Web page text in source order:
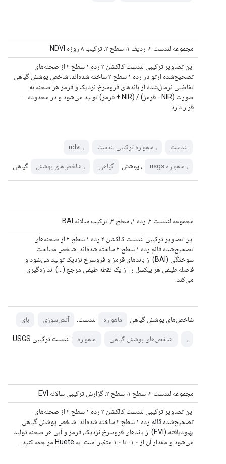
مجموعه لندست ۲، ردیف ۱، سطح ۲، ترکیب ۸ روزه NDVI
این تصاویر ترکیبی لندست کالکشن ۲ رده ۱ سطح ۲ از صحنه‌های
تصحیح‌شده ارتو در رده ۱ سطح ۲ ساخته شده‌اند. شاخص پوشش گیاهی
تفاضلی نرمال‌شده از باندهای فروسرخ نزدیک و قرمز هر صحنه به
صورت (NIR - قرمز) / (NIR + قرمز) تولید می‌شود و در محدوده ...
قرار دارد.
لندست ، ماهواره ترکیبی لندست ، ndvi
، ماهواره usgs ، پوشش گیاهی ، شاخص‌های پوشش گیاهی
مجموعه لندست ۲، رده ۱، سطح ۲، ترکیب سالانه BAI
این تصاویر ترکیبی لندست کالکشن ۲ رده ۱ سطح ۲ از صحنه‌های
تصحیح‌شده قائم رده ۱ سطح ۲ ساخته شده‌اند. شاخص مساحت
سوختگی (BAI) از باندهای قرمز و فروسرخ نزدیک تولید می‌شود و
فاصله طیفی هر پیکسل را از یک نقطه طیفی مرجع (...) اندازه‌گیری
می‌کند.
شاخص‌های پوشش گیاهی ماهواره لندست، آتش‌سوزی بای
، شاخص‌های پوشش گیاهی ماهواره لندست ترکیبی USGS
مجموعه لندست ۲، سطح ۱، سطح ۲، گزارش ترکیبی سالانه EVI
این تصاویر ترکیبی لندست کالکشن ۲ رده ۱ سطح ۲ از صحنه‌های
تصحیح‌شده قائم رده ۱ سطح ۲ ساخته شده‌اند. شاخص پوشش گیاهی
بهبودیافته (EVI) از باندهای فروسرخ نزدیک، قرمز و آبی هر صحنه تولید
می‌شود و مقدار آن از ۱.۰- تا ۱.۰ متغیر است. به Huete مراجعه کنید…